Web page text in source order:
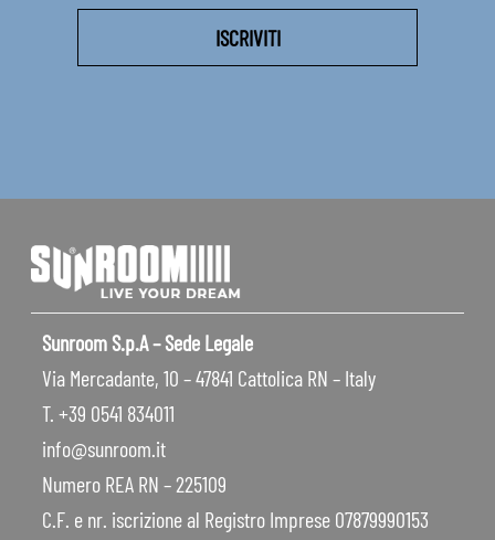
Sunroom S.p.A – Sede Legale
Via Mercadante, 10 – 47841 Cattolica RN – Italy
T. +39 0541 834011
info@sunroom.it
Numero REA RN – 225109
C.F. e nr. iscrizione al Registro Imprese 07879990153